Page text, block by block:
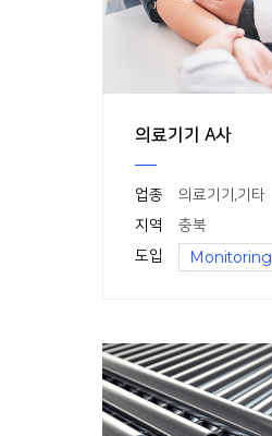
의료기기 A사
업종 의료기기 ,기타
지역
충북
도입
Monitoring